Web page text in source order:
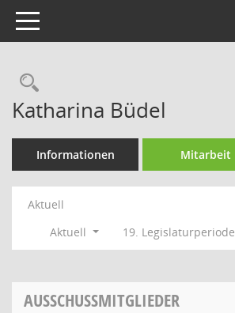
Toggle navigation
Rechercheauswahl
Katharina Büdel
Informationen Mitarbeit
Aktuell
Aktuell
19. Legislaturperiode
AUSSCHUSSMITGLIEDER